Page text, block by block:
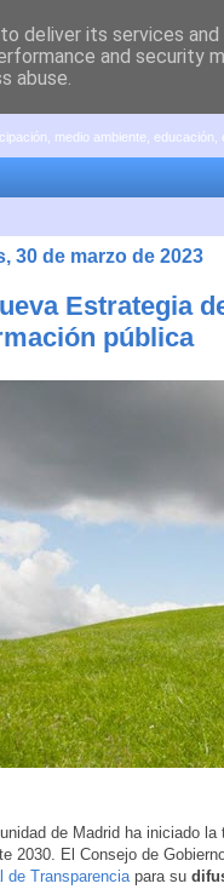
medio ambiente, educación,
30 de marzo de 2023
Estrategia
pública
de Madrid ha iniciado
2030. El Consejo de
de Transparencia para su
deliver its services
and security
abuse.